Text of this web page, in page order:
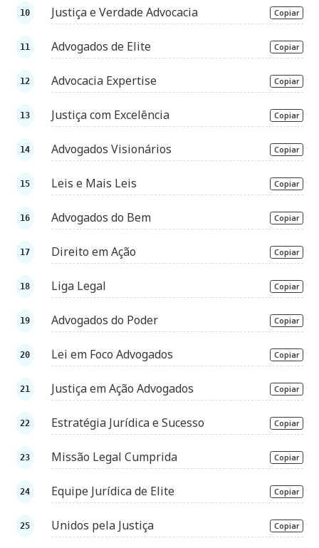
Justiça e Verdade Advocacia Copiar
Advogados de Elite Copiar
Advocacia Expertise Copiar
Justiça com Excelência Copiar
Advogados Visionários Copiar
Leis e Mais Leis Copiar
Advogados do Bem Copiar
Direito em Ação Copiar
Liga Legal Copiar
Advogados do Poder Copiar
Lei em Foco Advogados Copiar
Justiça em Ação Advogados Copiar
Estratégia Jurídica e Sucesso Copiar
Missão Legal Cumprida Copiar
Equipe Jurídica de Elite Copiar
Unidos pela Justiça Copiar